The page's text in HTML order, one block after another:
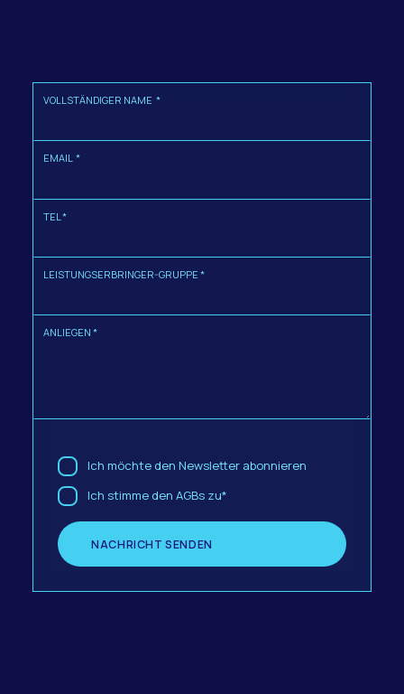
VOLLSTÄNDIGER NAME *
EMAIL *
TEL *
LEISTUNGSERBRINGER-GRUPPE *
ANLIEGEN *
Ich möchte den Newsletter abonnieren
Ich stimme den AGBs zu*